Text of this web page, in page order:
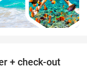
43%
+ check-out